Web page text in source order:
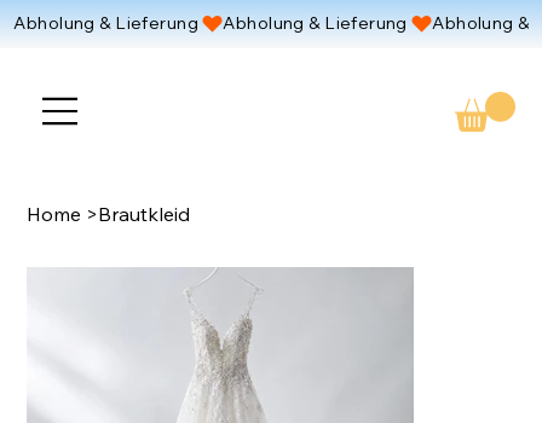
Abholung & Lieferung
Home >Brautkleid